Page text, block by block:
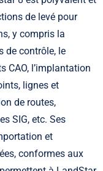
de levé pour
y compris la
de contrôle, le
CAO, l’implantation
lignes et
de routes,
SIG, etc. Ses
et
conformes aux